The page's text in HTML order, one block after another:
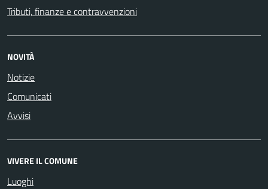
Tributi, finanze e contravvenzioni
NOVITÀ
Notizie
Comunicati
Avvisi
VIVERE IL COMUNE
Luoghi